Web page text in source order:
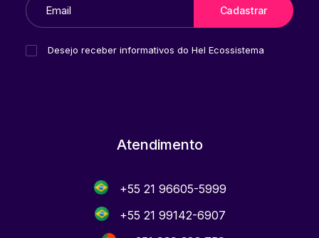
Desejo receber informativos do Hel Ecossistema
Atendimento
+55 21 96605-5999
+55 21 99142-6907